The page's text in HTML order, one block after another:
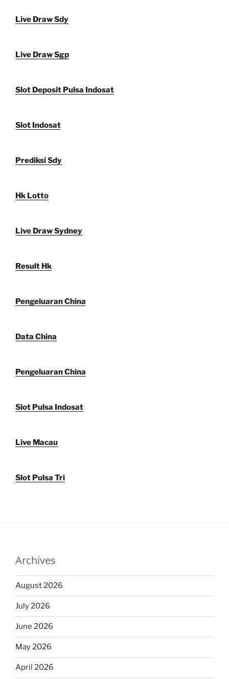
Live Draw Sdy
Live Draw Sgp
Slot Deposit Pulsa Indosat
Slot Indosat
Prediksi Sdy
Hk Lotto
Live Draw Sydney
Result Hk
Pengeluaran China
Data China
Pengeluaran China
Slot Pulsa Indosat
Live Macau
Slot Pulsa Tri
Archives
August 2026
July 2026
June 2026
May 2026
April 2026